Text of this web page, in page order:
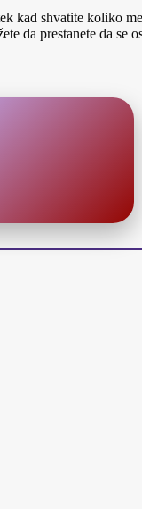
kad shvatite koliko
da prestanete da se